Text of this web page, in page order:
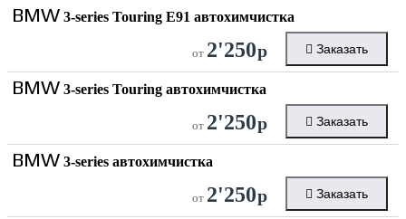
BMW 3-series Touring E91 автохимчистка
от 2'250р Заказать
BMW 3-series Touring автохимчистка
от 2'250р Заказать
BMW 3-series автохимчистка
от 2'250р Заказать